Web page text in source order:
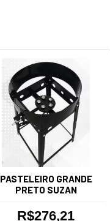
PASTELEIRO GRANDE
PRETO SUZAN
R$276,21